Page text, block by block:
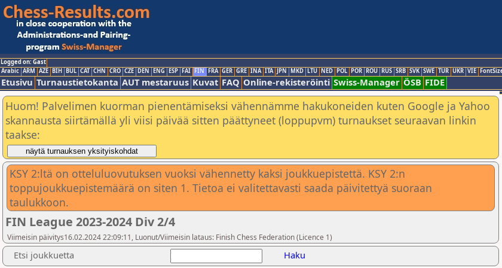
Logged on: Gast
Arabic ARM AZE BIH BUL CAT CHN CRO CZE DEN ENG ESP FAI FIN FRA GER GRE INA ITA JPN MKD LTU NED POL POR ROU RUS SRB SVK SWE TUR UKR VIE
Etusivu Turnaustietokanta AUT mestaruus Kuvat FAQ Online-rekisteröinti Swiss-Manager ÖSB FIDE
Huom! Palvelimen kuorman pienentämiseksi vähennämme hakukoneiden kuten Google ja Yahoo
skannausta siirtämällä yli viisi päivää sitten päättyneet (loppupvm) turnaukset seuraavan linkin
taakse:
KSY 2:ltä on otteluluovutuksen vuoksi vähennetty kaksi joukkuepistettä. KSY 2:n
toppujoukkuepistemäärä on siten 1. Tietoa ei valitettavasti saada päivitettyä suoraan
taulukkoon.
FIN League 2023-2024 Div 2/4
Viimeisin päivitys16.02.2024 22:09:11, Luonut/Viimeisin lataus: Finish Chess Federation (Licence 1)
Etsi joukkuetta Haku